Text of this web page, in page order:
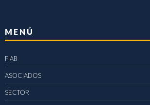
MENÚ
FIAB
ASOCIADOS
SECTOR